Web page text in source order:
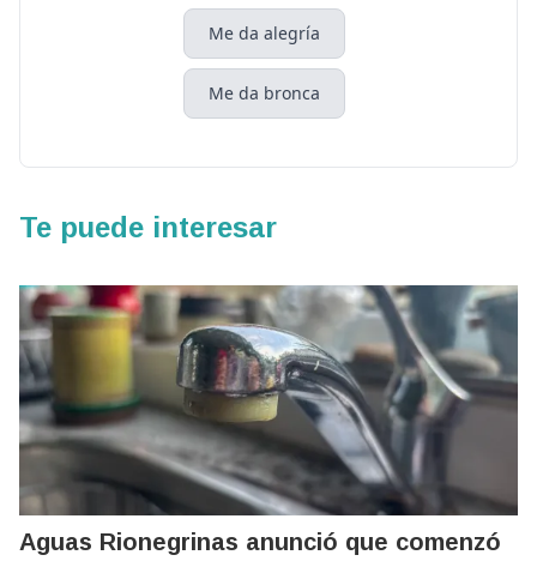
Me da alegría
Me da bronca
Te puede interesar
Aguas Rionegrinas anunció que comenzó